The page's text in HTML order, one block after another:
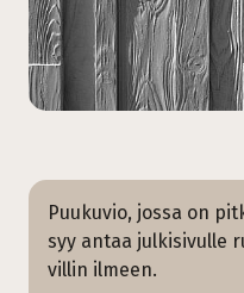
Puukuvio, jossa on
syy antaa julkisivulle
villin ilmeen.